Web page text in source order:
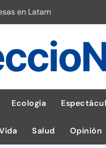
en Latam
de hígado
de GEI en sus
de celular según
¡Descarga la app de
Ecología
Salud Opinión